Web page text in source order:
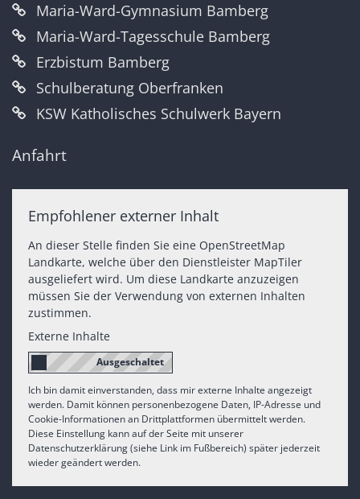
Maria-Ward-Gymnasium Bamberg
Maria-Ward-Tagesschule Bamberg
Erzbistum Bamberg
Schulberatung Oberfranken
KSW Katholisches Schulwerk Bayern
Anfahrt
Empfohlener externer Inhalt
An dieser Stelle finden Sie eine OpenStreetMap
Landkarte, welche über den Dienstleister MapTiler
ausgeliefert wird. Um diese Landkarte anzuzeigen
müssen Sie der Verwendung von externen Inhalten
zustimmen.
Externe Inhalte
Ich bin damit einverstanden, dass mir externe Inhalte angezeigt
werden. Damit können personenbezogene Daten, IP-Adresse und
Cookie-Informationen an Drittplattformen übermittelt werden.
Diese Einstellung kann auf der Seite mit unserer
Datenschutzerklärung (siehe Link im Fußbereich) später jederzeit
wieder geändert werden.